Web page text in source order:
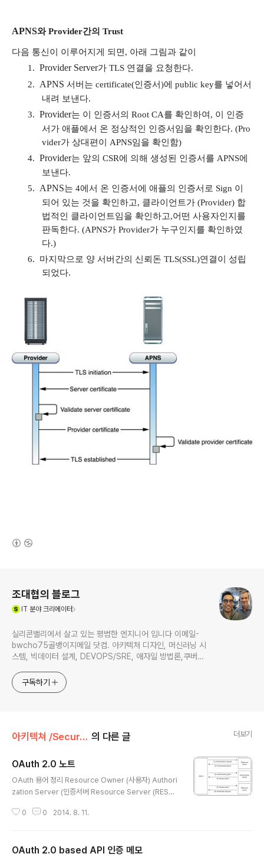
APNS와Provider간의 Trust
다음 통신이 이루어지게 되면 , 아래 그림과 같이
1. Provider Server가 TLS 연결을 요청한다.
2.
APNS 서버는 certificate(인증서)에 public key를 넣어서
내려 보낸다.
3. Provider는 이 인증서의 Root CA를 확인하여 , 이 인증
서가 애플에서 온 정상적인 인증서임을 확인한다. (Pro
vider가 상대편이 APNS임을 확인함)
4. Provider는 앞의 CSR에 의해 생성된 인증서를 APNS에
보낸다.
5.
APNS는 4에서 온 인증서에 애플의 인증서로 Sign 이
되어 있는 것을 확인하고, 클라이언트가(Provider) 합
법적인 클라이언트임을 확인하고,어떤 사용자인지를
판독한다. (APNS가Provider가 누구인지를 확인하였
다.)
6.
마지막으로 양 서버간의 신뢰돈 TLS(SSL)연결이 성립
되었다.
조대협의 블로그
IT 분야 크리에이터
실리콘밸리에서 살고 있는 평범한 엔지니어 입니다 이메일-
bwcho75골뱅이지메일 닷컴. 아키텍처 디자인, 머신러닝 시
스템, 빅데이터 설계, DEVOPS/SRE, 애자일 방법론,쿠버네
한 기술 멘토링과 강의 진행합니다. Linkedin :
https://www.linkedin.com/in/terrycho75/
구독하기
아키텍쳐 /Security & IDM 의 다른 글 더보기
OAuth 2.0 노트
OAuth 용어 정리 Resource Owner (사용자) Authori
zation Server (인증서버 Resource Server (REST
ant flow 가장 많이 권장되고, 사용자와 앱을 둘다 인증함.
크립트 애플리케이션에서 많이 사용됨. 스크립트 단에서는
0 0 2014. 8. 11.
OAuth 2.0 based API 인증 메모